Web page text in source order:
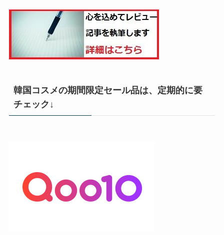
韓国コスメの期間限定セール品は、定期的に要
チェック↓